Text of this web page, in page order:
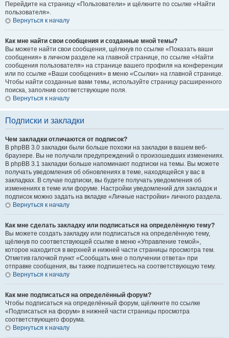
Перейдите на страницу «Пользователи» и щёлкните по ссылке «Найти
пользователя».
Вернуться к началу
Как мне найти свои сообщения и созданные мной темы?
Вы можете найти свои сообщения, щёлкнув по ссылке «Показать ваши
сообщения» в личном разделе на главной странице, по ссылке «Найти
сообщения пользователя» на странице вашего профиля на конференции
или по ссылке «Ваши сообщения» в меню «Ссылки» на главной странице.
Чтобы найти созданные вами темы, используйте страницу расширенного
поиска, заполнив соответствующие поля.
Вернуться к началу
Подписки и закладки
Чем закладки отличаются от подписок?
В phpBB 3.0 закладки были больше похожи на закладки в вашем веб-
браузере. Вы не получали предупреждений о произошедших изменениях.
В phpBB 3.1 закладки больше напоминают подписки на темы. Вы можете
получать уведомления об обновлениях в теме, находящейся у вас в
закладках. В случае подписки, вы будете получать уведомления об
изменениях в теме или форуме. Настройки уведомлений для закладок и
подписок можно задать на вкладке «Личные настройки» личного раздела.
Вернуться к началу
Как мне сделать закладку или подписаться на определённую тему?
Вы можете создать закладку или подписаться на определённую тему,
щёлкнув по соответствующей ссылке в меню «Управление темой»,
которое находится в верхней и нижней части страницы просмотра тем.
Отметив галочкой пункт «Сообщать мне о получении ответа» при
отправке сообщения, вы также подпишетесь на соответствующую тему.
Вернуться к началу
Как мне подписаться на определённый форум?
Чтобы подписаться на определённый форум, щёлкните по ссылке
«Подписаться на форум» в нижней части страницы просмотра
соответствующего форума.
Вернуться к началу